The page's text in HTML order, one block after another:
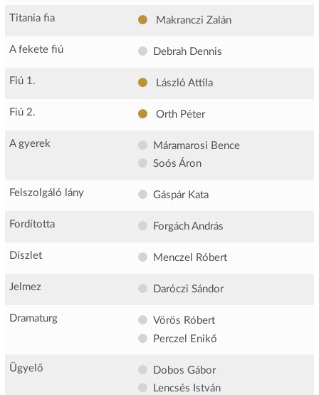
Titania fia Makranczi Zalán
A fekete fiú Debrah Dennis
Fiú 1. László Attila
Fiú 2. Orth Péter
A gyerek
Máramarosi Bence
Soós Áron
Felszolgáló lány Gáspár Kata
Fordította Forgách András
Díszlet Menczel Róbert
Jelmez Daróczi Sándor
Dramaturg
Vörös Róbert
Perczel Enikő
Ügyelő
Dobos Gábor
Lencsés István